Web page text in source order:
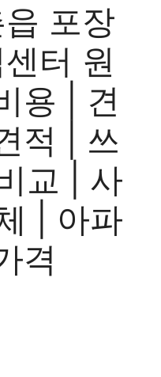
포장
터 원
용 | 견
적 | 쓰
교 | 사
| 아파
격